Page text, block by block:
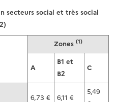
Zones (1)
A
B1 et
B2
C
6,73 € 6,11 €
5,49
secteurs social et très social